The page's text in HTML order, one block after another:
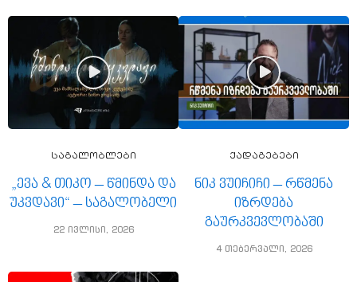
საგალობლები
„ევა & თიკო – წმინდა და
უკვდავი“ – საგალობელი
22 ივლისი, 2026
ქადაგებები
ნიკ ვუიჩიჩი – რწმენა
იზრდება
გაურკვევლობაში
4 თებერვალი, 2026